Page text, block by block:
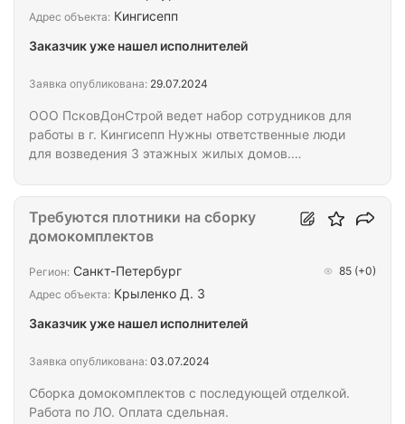
На кладку газоблока · — Количество людей,
которое есть в вашей бригаде · — В какой срок
сможете собрать…
ООО ПсковДонСтрой ведет набор сотрудников для
работы в г. Кингисепп Нужны ответственные люди
для возведения 3 этажных жилых домов.
обед/ужин, спецодежду, расходники, проезд,
проживание для иногородних в хостеле. Выплаты
происходят по залитию каждых 100 кубов. Плита
перекрытия/стены 9000 рублей за м2 Объем на
данный момент 6000м3, но можно увеличить.
Возможно так же при желании работать на
дневной оплате в…
Адрес объекта: Кингисепп
Заказчик уже нашел исполнителей
Заявка опубликована: 29.07.2024
Сборка домокомплектов с последующей отделкой.
Работа по ЛО. Оплата сдельная.
Требуются плотники на сборку
домокомплектов
Регион: Санкт-Петербург 85 (+0)
Адрес объекта: Крыленко Д. 3
Заказчик уже нашел исполнителей
Заявка опубликована: 03.07.2024